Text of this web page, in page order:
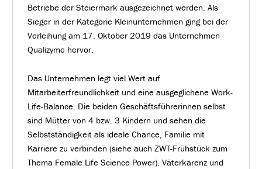
Betriebe der Steiermark ausgezeichnet werden. Als
Sieger in der Kategorie Kleinunternehmen ging bei der
Verleihung am 17. Oktober 2019 das Unternehmen
Qualizyme hervor.
Das Unternehmen legt viel Wert auf
Mitarbeiterfreundlichkeit und eine ausgeglichene Work-
Life-Balance. Die beiden Geschäftsführerinnen selbst
sind Mütter von 4 bzw. 3 Kindern und sehen die
Selbstständigkeit als ideale Chance, Familie mit
Karriere zu verbinden (siehe auch ZWT-Frühstück zum
Thema Female Life Science Power). Väterkarenz und